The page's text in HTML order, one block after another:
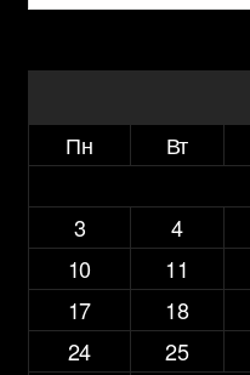
Пн
Вт
3
4
10
11
17
18
24
25